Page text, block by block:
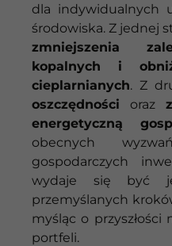
dla indywidualnych
środowiska. Z jednej
zmniejszenia
kopalnych i
cieplarnianych. Z
oszczędności oraz
energetyczną
obecnych
gospodarczych
wydaje się być
przemyślanych
myśląc o przyszłości
portfeli.